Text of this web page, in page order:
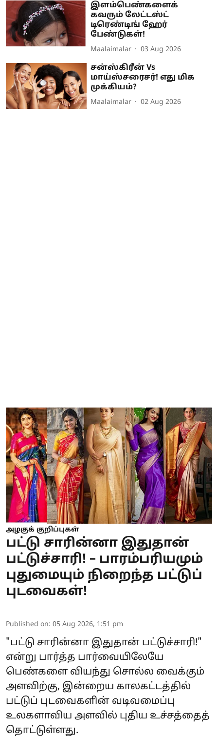
இளம்பெண்களைக்
கவரும் லேட்டஸ்ட்
டிரெண்டிங் ஹேர்
பேண்டுகள்!
Maalaimalar 03 Aug 2026
சன்ஸ்கிரீன் Vs
மாய்ஸ்சரைசர்! எது மிக
முக்கியம்?
Maalaimalar 02 Aug 2026
அழகுக் குறிப்புகள்
பட்டு சாரின்னா இதுதான்
பட்டுச்சாரி! – பாரம்பரியமும்
புதுமையும் நிறைந்த பட்டுப்
புடவைகள்!
Published on: 05 Aug 2026, 1:51 pm
"பட்டு சாரின்னா இதுதான் பட்டுச்சாரி!"
என்று பார்த்த பார்வையிலேயே
பெண்களை வியந்து சொல்ல வைக்கும்
அளவிற்கு, இன்றைய காலகட்டத்தில்
பட்டுப் புடவைகளின் வடிவமைப்பு
உலகளாவிய அளவில் புதிய உச்சத்தைத்
தொட்டுள்ளது.